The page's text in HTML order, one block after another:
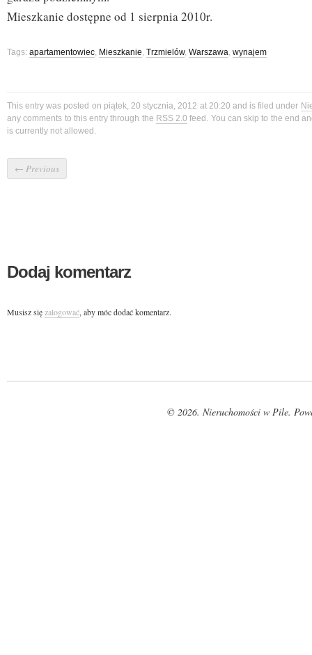
Mieszkanie dostępne od 1 sierpnia 2010r.
Tags: apartamentowiec, Mieszkanie, Trzmielów, Warszawa, wynajem
This entry was posted on piątek, 20 stycznia, 2012 at 20:20 and is filed under
any comments to this entry through the RSS 2.0 feed. You can skip to the end
is currently not allowed.
← Previous
Dodaj komentarz
Musisz sięzalogować, aby móc dodać komentarz.
© 2026. Nieruchomości w Pile.